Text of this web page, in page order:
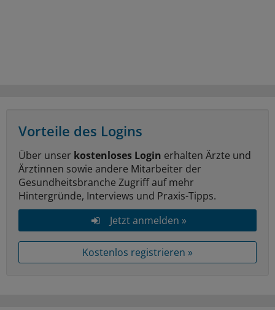
Vorteile des Logins
Über unser kostenloses Login erhalten Ärzte und
Ärztinnen sowie andere Mitarbeiter der
Gesundheitsbranche Zugriff auf mehr
Hintergründe, Interviews und Praxis-Tipps.
Jetzt anmelden »
Kostenlos registrieren »